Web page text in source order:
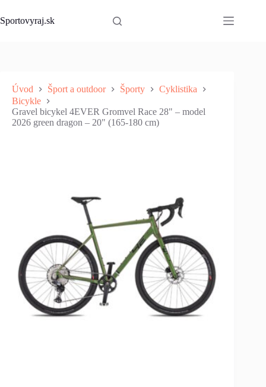
to
content
Sportovyraj.sk
Úvod Šport a outdoor Športy
Cyklistika
Bicykle
Gravel bicykel 4EVER Gromvel Race 28" – model
2026 green dragon – 20" (165-180 cm)